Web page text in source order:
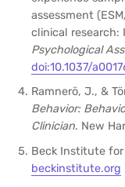
assessment
clinical
Psychological
doi:10.1037/
Ramnerö, J., &
Behavior:
Clinician. New
Beck Institute for
beckinstitute.org